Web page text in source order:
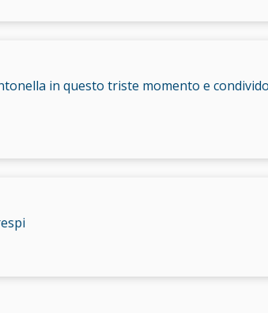
in questo triste momento e